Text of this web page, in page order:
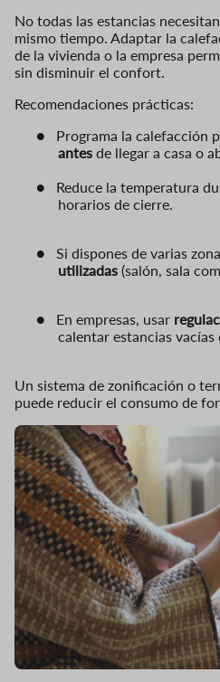
No todas las estancias
mismo tiempo. Adaptar la
de la vivienda o la empresa
sin disminuir el confort.
Recomendaciones prácticas:
●
Programa la calefacción
antes de llegar a casa o
●
Reduce la temperatura
horarios de cierre.
● Si dispones de varias
utilizadas (salón, sala
● En empresas, usar
calentar estancias
Un sistema de zonificación o
puede reducir el consumo de